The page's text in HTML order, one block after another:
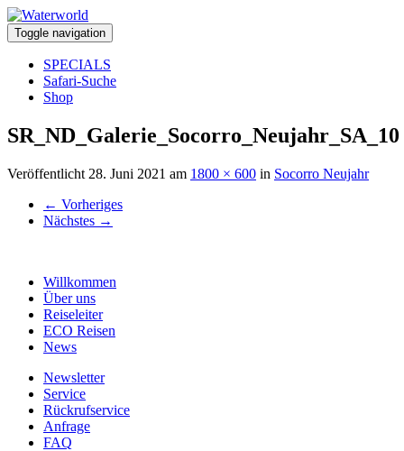
Toggle navigation
SPECIALS
Safari-Suche
Shop
SR_ND_Galerie_Socorro_Neujahr_SA_10
Veröffentlicht 28. Juni 2021 am 1800 × 600 in Socorro Neujahr
← Vorheriges
Nächstes →
Willkommen
Über uns
Reiseleiter
ECO Reisen
News
Newsletter
Service
Rückrufservice
Anfrage
FAQ